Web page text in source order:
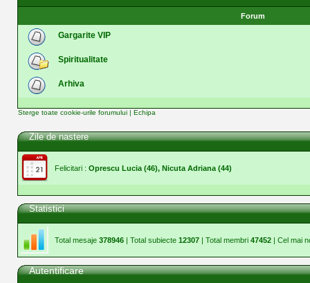
Forum
Gargarite VIP
Spiritualitate
Arhiva
Sterge toate cookie-urile forumului | Echipa
Zile de nastere
Felicitari : Oprescu Lucia (46), Nicuta Adriana (44)
Statistici
Total mesaje 378946 | Total subiecte 12307 | Total membri 47452 | Cel mai
Autentificare